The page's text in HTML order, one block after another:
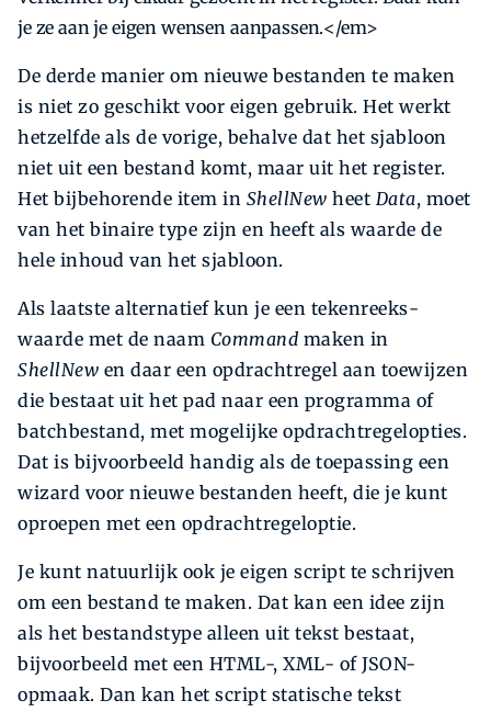
je ze aan je eigen wensen aanpassen.</em>
De derde manier om nieuwe bestanden te maken
is niet zo geschikt voor eigen gebruik. Het werkt
hetzelfde als de vorige, behalve dat het sjabloon
niet uit een bestand komt, maar uit het register.
Het bijbe­horende item in ShellNew heet Data, moet
van het ­binaire type zijn en heeft als waarde de
hele inhoud van het sjabloon.
Als laatste alternatief kun je een tekenreeks­
waarde met de naam Command maken in
ShellNew en daar een opdrachtregel aan toewijzen
die bestaat uit het pad naar een programma of
batchbestand, met mogelijke opdrachtregelopties.
Dat is bijvoorbeeld handig als de toepassing een
wizard voor nieuwe bestanden heeft, die je kunt
oproepen met een opdracht­regeloptie.
Je kunt natuurlijk ook je eigen script te schrijven
om een bestand te maken. Dat kan een idee zijn
als het bestandstype alleen uit tekst bestaat,
bijvoorbeeld met een HTML-, XML- of JSON-
opmaak. Dan kan het script statische tekst